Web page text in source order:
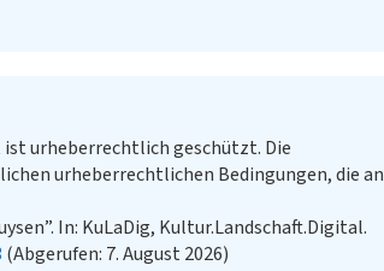
urheberrechtlich geschützt. Die
urheberrechtlichen Bedingungen, die an
In: KuLaDig, Kultur.Landschaft.Digital.
(Abgerufen: 7. August 2026)